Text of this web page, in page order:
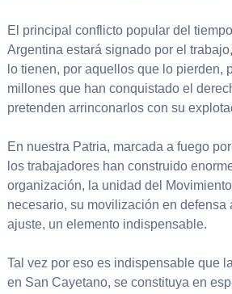
El principal conflicto popular del
Argentina estará signado por el
lo tienen, por aquellos que lo pierden,
millones que han conquistado el
pretenden arrinconarlos con su
En nuestra Patria, marcada a fuego
los trabajadores han construido
organización, la unidad del
necesario, su movilización en defensa
ajuste, un elemento indispensable.
Tal vez por eso es indispensable que
en San Cayetano, se constituya en